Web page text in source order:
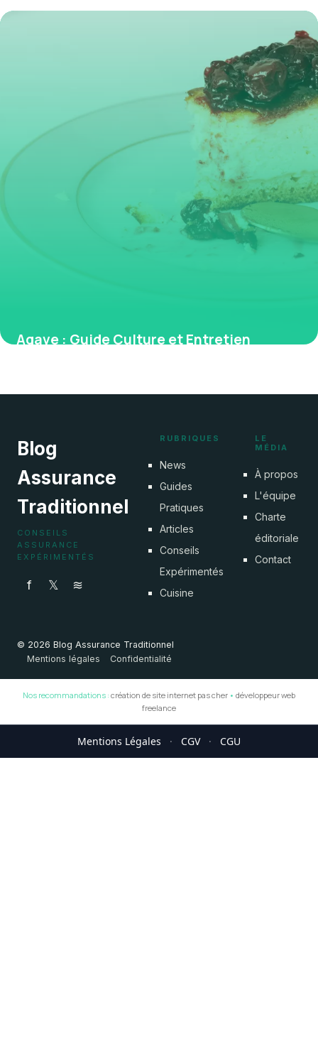
Comparatif
Agave : Guide Culture et Entretien
Blog
Assurance
Traditionnel
CONSEILS
ASSURANCE
EXPÉRIMENTÉS
f 𝕏 ≋
RUBRIQUES
News
Guides
Pratiques
Articles
Conseils
Expérimentés
Cuisine
LE
MÉDIA
À propos
L'équipe
Charte
éditoriale
Contact
© 2026 Blog Assurance Traditionnel
Mentions légales
Confidentialité
Nos recommandations : création de site internet pas cher • développeur web
freelance
Mentions Légales · CGV · CGU